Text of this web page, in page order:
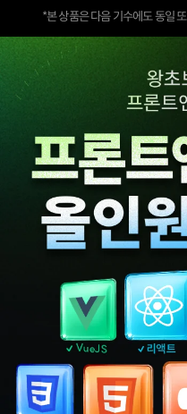
*본 상품은 다음 기수에도 동일